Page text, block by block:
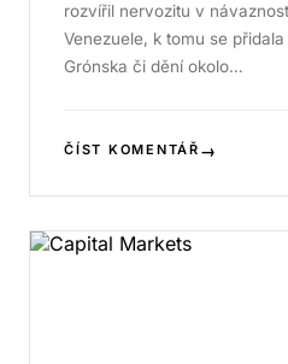
rozvířil nervozitu v
Venezuele, k tomu se
Grónska či dění okolo…
ČÍST KOMENTÁŘ →